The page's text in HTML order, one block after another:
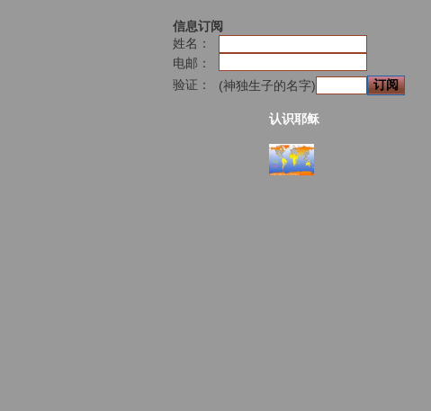
信息订阅
姓名：
电邮：
验证：
(神独生子的名字)
认识耶稣